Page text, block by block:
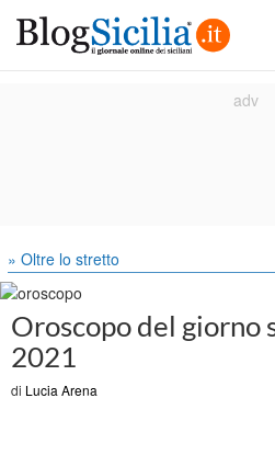
» Oltre lo stretto
Oroscopo del giorno
2021
di Lucia Arena